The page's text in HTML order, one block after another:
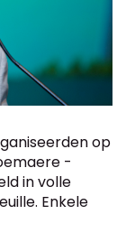
op
-
in volle
Enkele